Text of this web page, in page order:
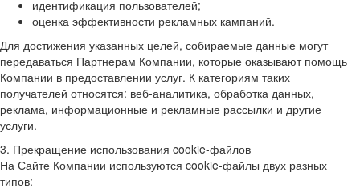
идентификация пользователей;
оценка эффективности рекламных кампаний.
Для достижения указанных целей, собираемые данные могут
передаваться Партнерам Компании, которые оказывают помощь
Компании в предоставлении услуг. К категориям таких
получателей относятся: веб-аналитика, обработка данных,
реклама, информационные и рекламные рассылки и другие
услуги.
3. Прекращение использования cookie-файлов
На Сайте Компании используются cookie-файлы двух разных
типов: